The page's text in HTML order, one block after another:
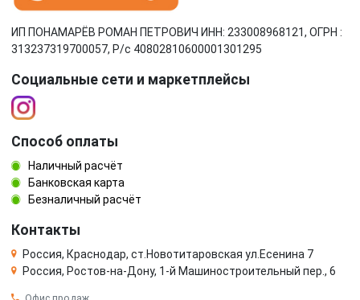
ИП ПОНАМАРЁВ РОМАН ПЕТРОВИЧ ИНН: 233008968121, ОГРН :
313237319700057, Р/c 40802810600001301295
Социальные сети и маркетплейсы
Способ оплаты
Наличный расчёт
Банковская карта
Безналичный расчёт
Контакты
Россия, Краснодар, ст.Новотитаровская ул.Есенина 7
Россия, Ростов-на-Дону, 1-й Машиностроительный пер., 6